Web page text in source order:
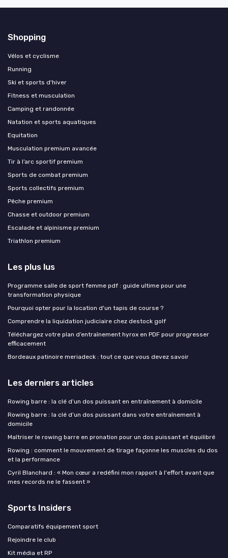
Shopping
Vélos et cyclisme
Running
Ski et sports d'hiver
Fitness et musculation
Camping et randonnée
Natation et sports aquatiques
Equitation
Musculation premium avancée
Tir à l’arc sportif premium
Sports de combat premium
Sports collectifs premium
Pêche premium
Chasse et outdoor premium
Escalade et alpinisme premium
Triathlon premium
Les plus lus
Programme salle de sport femme pdf : guide ultime pour une
transformation physique
Pourquoi opter pour la location d'un tapis de course ?
Comprendre la liquidation judiciaire chez destock golf
Téléchargez votre plan d’entraînement hyrox en PDF pour progresser
efficacement
Bordeaux patinoire meriadeck : tout ce que vous devez savoir
Les derniers articles
Rowing barre : la clé d’un dos puissant en entraînement à domicile
Rowing barre : la clé d’un dos puissant dans votre entraînement à
domicile
Maîtriser le rowing barre en pronation pour un dos puissant et équilibré
Rowing : comment le mouvement de tirage façonne les muscles du dos
et la performance
Cyril Blanchard : « Mon cœur a redéfini mon rapport à l'effort avant que
mes records ne le fassent »
Sports Insiders
Comparatifs équipement sport
Rejoindre le club
Kit média et RP